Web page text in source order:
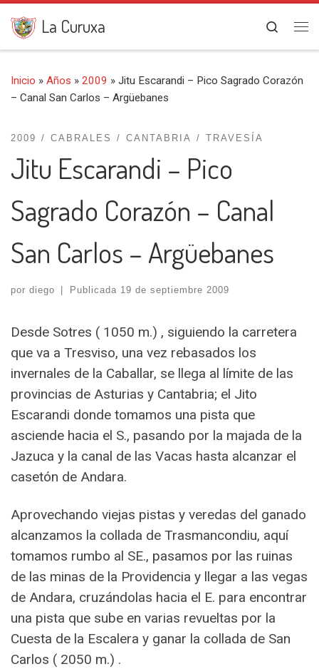
Saltar al contenido
La Curuxa
Search
Inicio » Años » 2009 » Jitu Escarandi – Pico Sagrado Corazón
– Canal San Carlos – Argüebanes
2009 CABRALES CANTABRIA TRAVESÍA
Jitu Escarandi – Pico
Sagrado Corazón – Canal
San Carlos – Argüebanes
por diego Publicada 19 de septiembre 2009
Desde Sotres ( 1050 m.) , siguiendo la carretera
que va a Tresviso, una vez rebasados los
invernales de la Caballar, se llega al límite de las
provincias de Asturias y Cantabria; el Jito
Escarandi donde tomamos una pista que
asciende hacia el S., pasando por la majada de la
Jazuca y la canal de las Vacas hasta alcanzar el
casetón de Andara.
Aprovechando viejas pistas y veredas del ganado
alcanzamos la collada de Trasmancondiu, aquí
tomamos rumbo al SE., pasamos por las ruinas
de las minas de la Providencia y llegar a las vegas
de Andara, cruzándolas hacia el E. para encontrar
una pista que sube en varias revueltas por la
Cuesta de la Escalera y ganar la collada de San
Carlos ( 2050 m.) .